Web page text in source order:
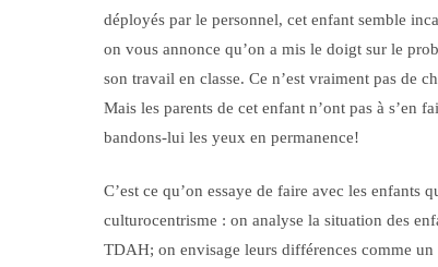
déployés par le personnel, cet enfant semble
on vous annonce qu’on a mis le doigt sur le
son travail en classe. Ce n’est vraiment pas de
Mais les parents de cet enfant n’ont pas à s’en
bandons-lui les yeux en permanence!
C’est ce qu’on essaye de faire avec les enfants
culturocentrisme : on analyse la situation des
TDAH; on envisage leurs différences comme